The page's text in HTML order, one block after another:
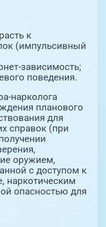
к
(импульсивный
зависимость;
поведения.
нарколога
планового
для
справок (при
оружием,
с доступом к
наркотическим
опасностью для